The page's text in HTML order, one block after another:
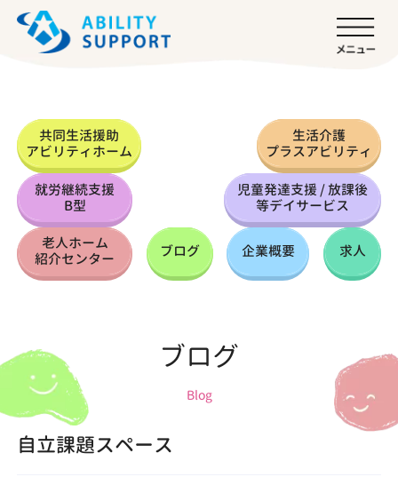
共同生活援助
アビリティホーム
生活介護
プラスアビリティ
就労継続支援
B型
児童発達支援 / 放課後
等デイサービス
老人ホーム
紹介センター
ブログ 企業概要 求人
ブログ
Blog
自立課題スペース